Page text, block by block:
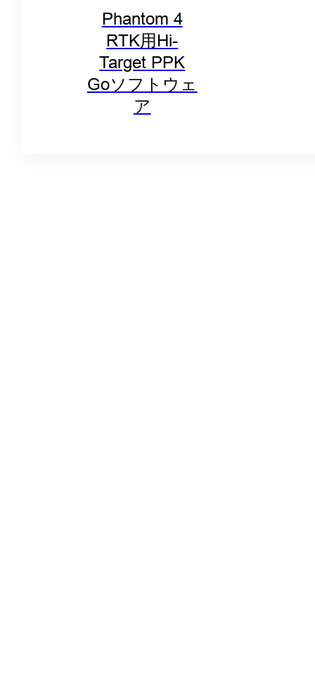
Phantom 4
RTK用Hi-
Target PPK
Goソフトウェ
ア